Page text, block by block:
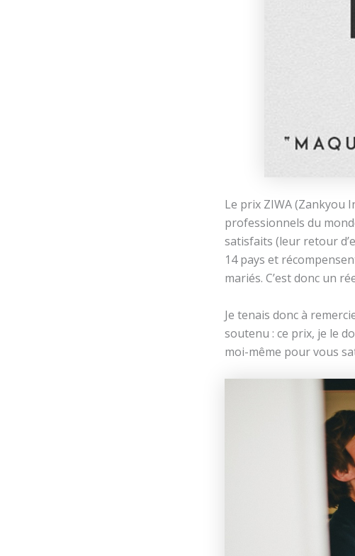
Le prix ZIWA (Zankyou
professionnels du
satisfaits (leur retour
14 pays et
mariés. C’est donc un
Je tenais donc à
soutenu : ce prix, je le
moi-même pour vous